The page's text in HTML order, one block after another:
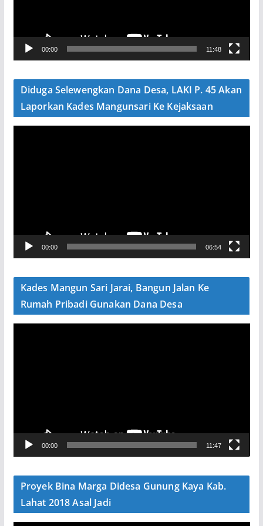
V
e
00:00 11:48
Diduga Selewengkan Dana Desa, LAKI P. 45 Akan
Laporkan Kades Mangunsari Ke Kejaksaan
V
e
00:00 06:54
Kades Mangun Sari Jarai, Bangun Jalan Ke
Rumah Pribadi Gunakan Dana Desa
V
e
00:00 11:47
Proyek Bina Marga Didesa Gunung Kaya Kab.
Lahat 2018 Asal Jadi